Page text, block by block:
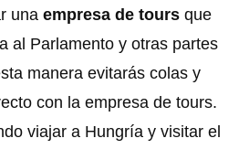
una empresa de tours que
al Parlamento y otras partes
manera evitarás colas y
con la empresa de tours.
viajar a Hungría y visitar el